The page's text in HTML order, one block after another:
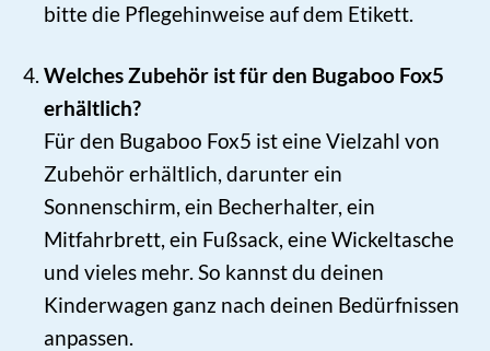
bitte die Pflegehinweise auf dem Etikett.
Welches Zubehör ist für den Bugaboo Fox5
erhältlich?
Für den Bugaboo Fox5 ist eine Vielzahl von
Zubehör erhältlich, darunter ein
Sonnenschirm, ein Becherhalter, ein
Mitfahrbrett, ein Fußsack, eine Wickeltasche
und vieles mehr. So kannst du deinen
Kinderwagen ganz nach deinen Bedürfnissen
anpassen.